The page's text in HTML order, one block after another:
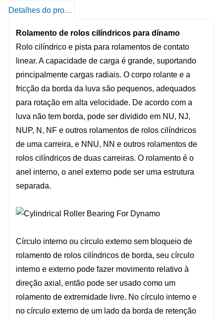
Detalhes do produto
Rolamento de rolos cilíndricos para dínamo
Rolo cilíndrico e pista para rolamentos de contato
linear. A capacidade de carga é grande, suportando
principalmente cargas radiais. O corpo rolante e a
fricção da borda da luva são pequenos, adequados
para rotação em alta velocidade. De acordo com a
luva não tem borda, pode ser dividido em NU, NJ,
NUP, N, NF e outros rolamentos de rolos cilíndricos
de uma carreira, e NNU, NN e outros rolamentos de
rolos cilíndricos de duas carreiras. O rolamento é o
anel interno, o anel externo pode ser uma estrutura
separada.
Círculo interno ou círculo externo sem bloqueio de
rolamento de rolos cilíndricos de borda, seu círculo
interno e externo pode fazer movimento relativo à
direção axial, então pode ser usado como um
rolamento de extremidade livre. No círculo interno e
no círculo externo de um lado da borda de retenção